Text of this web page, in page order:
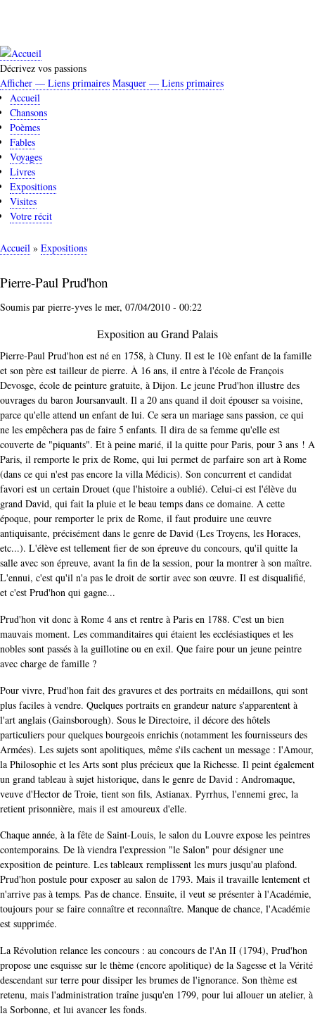
principal
Décrivez vos passions
Liens
primaires
Afficher — Liens primaires Masquer — Liens primaires
Accueil
Chansons
Poèmes
Fables
Voyages
Livres
Expositions
Visites
Votre récit
Fil
d'Ariane
Accueil Expositions
Pierre-Paul Prud'hon
Soumis par pierre-yves le mer, 07/04/2010 - 00:22
Exposition au Grand Palais
Pierre-Paul Prud'hon est né en 1758, à Cluny. Il est le 10è enfant de la famille
et son père est tailleur de pierre. À 16 ans, il entre à l'école de François
Devosge, école de peinture gratuite, à Dijon. Le jeune Prud'hon illustre des
ouvrages du baron Joursanvault. Il a 20 ans quand il doit épouser sa voisine,
parce qu'elle attend un enfant de lui. Ce sera un mariage sans passion, ce qui
ne les empêchera pas de faire 5 enfants. Il dira de sa femme qu'elle est
couverte de "piquants". Et à peine marié, il la quitte pour Paris, pour 3 ans ! A
Paris, il remporte le prix de Rome, qui lui permet de parfaire son art à Rome
(dans ce qui n'est pas encore la villa Médicis). Son concurrent et candidat
favori est un certain Drouet (que l'histoire a oublié). Celui-ci est l'élève du
grand David, qui fait la pluie et le beau temps dans ce domaine. A cette
époque, pour remporter le prix de Rome, il faut produire une œuvre
antiquisante, précisément dans le genre de David (Les Troyens, les Horaces,
etc...). L'élève est tellement fier de son épreuve du concours, qu'il quitte la
salle avec son épreuve, avant la fin de la session, pour la montrer à son maître.
L'ennui, c'est qu'il n'a pas le droit de sortir avec son œuvre. Il est disqualifié,
et c'est Prud'hon qui gagne...
Prud'hon vit donc à Rome 4 ans et rentre à Paris en 1788. C'est un bien
mauvais moment. Les commanditaires qui étaient les ecclésiastiques et les
nobles sont passés à la guillotine ou en exil. Que faire pour un jeune peintre
avec charge de famille ?
Pour vivre, Prud'hon fait des gravures et des portraits en médaillons, qui sont
plus faciles à vendre. Quelques portraits en grandeur nature s'apparentent à
l'art anglais (Gainsborough). Sous le Directoire, il décore des hôtels
particuliers pour quelques bourgeois enrichis (notamment les fournisseurs des
Armées). Les sujets sont apolitiques, même s'ils cachent un message : l'Amour,
la Philosophie et les Arts sont plus précieux que la Richesse. Il peint également
un grand tableau à sujet historique, dans le genre de David : Andromaque,
veuve d'Hector de Troie, tient son fils, Astianax. Pyrrhus, l'ennemi grec, la
retient prisonnière, mais il est amoureux d'elle.
Chaque année, à la fête de Saint-Louis, le salon du Louvre expose les peintres
contemporains. De là viendra l'expression "le Salon" pour désigner une
exposition de peinture. Les tableaux remplissent les murs jusqu'au plafond.
Prud'hon postule pour exposer au salon de 1793. Mais il travaille lentement et
n'arrive pas à temps. Pas de chance. Ensuite, il veut se présenter à l'Académie,
toujours pour se faire connaître et reconnaître. Manque de chance, l'Académie
est supprimée.
La Révolution relance les concours : au concours de l'An II (1794), Prud'hon
propose une esquisse sur le thème (encore apolitique) de la Sagesse et la Vérité
descendant sur terre pour dissiper les brumes de l'ignorance. Son thème est
retenu, mais l'administration traîne jusqu'en 1799, pour lui allouer un atelier, à
la Sorbonne, et lui avancer les fonds.